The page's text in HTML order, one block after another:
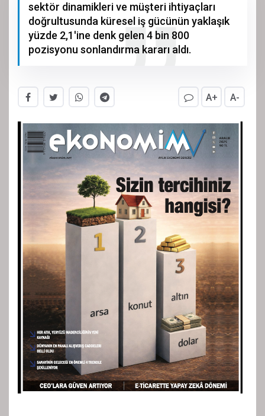
sektör dinamikleri ve müşteri ihtiyaçları
doğrultusunda küresel iş gücünün yaklaşık
yüzde 2,1'ine denk gelen 4 bin 800
pozisyonu sonlandırma kararı aldı.
A+ A-